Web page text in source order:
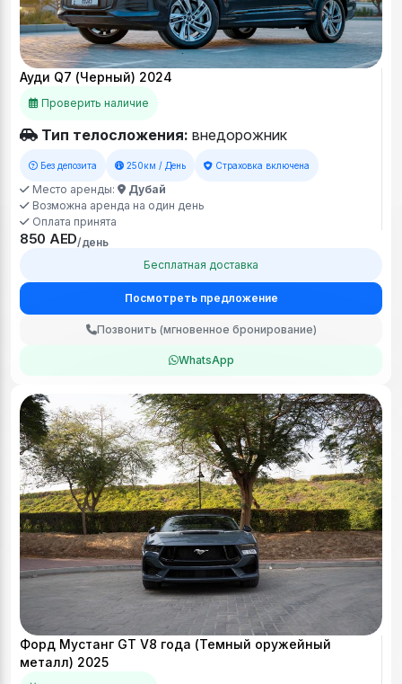
Ауди Q7 (Черный) 2024
Проверить наличие
Тип телосложения: внедорожник
Без депозита 250км / День Страховка включена
Место аренды:
Дубай
Возможна аренда на один день
Оплата принята
850 AED/день
Бесплатная доставка
Посмотреть предложение
Позвонить (мгновенное бронирование)
WhatsApp
Форд Мустанг GT V8 года (Темный оружейный
металл) 2025